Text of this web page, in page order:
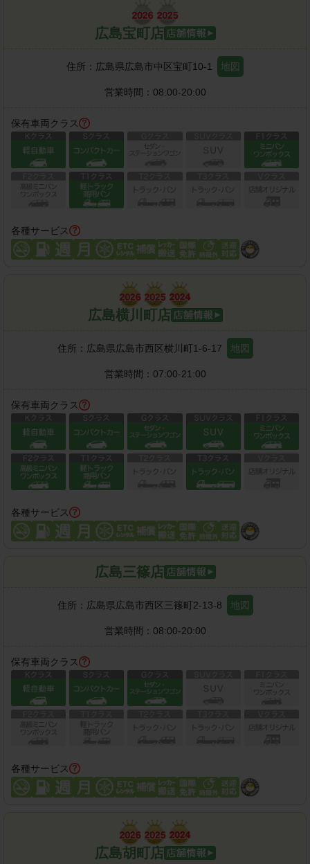
広島宝町店
住所： 広島県広島市中区宝町10-1 地図
営業時間： 08:00-20:00
保有車両クラス
各種サービス
広島横川町店
住所： 広島県広島市西区横川町1-6-17 地図
営業時間： 07:00-21:00
保有車両クラス
各種サービス
広島三篠店
住所： 広島県広島市西区三篠町2-13-8 地図
営業時間： 08:00-20:00
保有車両クラス
各種サービス
広島胡町店